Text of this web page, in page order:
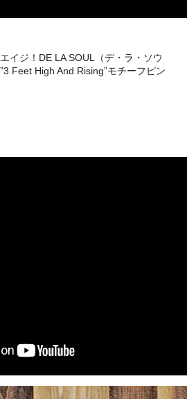
イジ！DE LA SOUL（デ・ラ・ソウ
Feet High And Rising”モチーフピン